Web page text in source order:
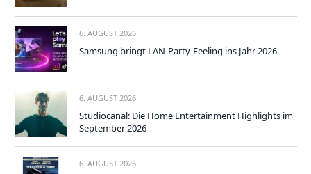
6. AUGUST 2026
Samsung bringt LAN-Party-Feeling ins Jahr 2026
6. AUGUST 2026
Studiocanal: Die Home Entertainment Highlights im
September 2026
6. AUGUST 2026